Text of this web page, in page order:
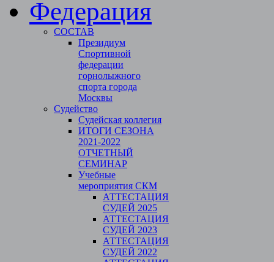
Федерация
СОСТАВ
Президиум
Спортивной
федерации
горнолыжного
спорта города
Москвы
Судейство
Cудейская коллегия
ИТОГИ СЕЗОНА
2021-2022
ОТЧЕТНЫЙ
СЕМИНАР
Учебные
мероприятия СКМ
АТТЕСТАЦИЯ
СУДЕЙ 2025
АТТЕСТАЦИЯ
СУДЕЙ 2023
АТТЕСТАЦИЯ
СУДЕЙ 2022